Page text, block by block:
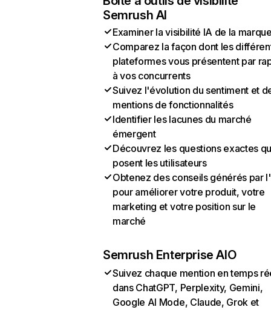
Semrush AI
Examiner la visibilité IA de la
Comparez la façon dont les
plateformes vous présentent par
à vos concurrents
Suivez l'évolution du sentiment et
mentions de fonctionnalités
Identifier les lacunes du marché
émergent
Découvrez les questions exactes
posent les utilisateurs
Obtenez des conseils générés par
pour améliorer votre produit, votre
marketing et votre position sur le
marché
Semrush Enterprise AIO
Suivez chaque mention en temps
dans ChatGPT, Perplexity, Gemini,
Google AI Mode, Claude, Grok et